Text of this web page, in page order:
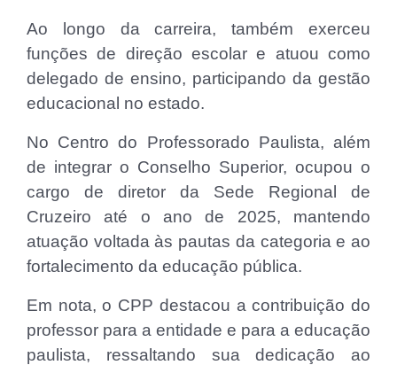
Ao longo da carreira, também exerceu
funções de direção escolar e atuou como
delegado de ensino, participando da gestão
educacional no estado.
No Centro do Professorado Paulista, além
de integrar o Conselho Superior, ocupou o
cargo de diretor da Sede Regional de
Cruzeiro até o ano de 2025, mantendo
atuação voltada às pautas da categoria e ao
fortalecimento da educação pública.
Em nota, o CPP destacou a contribuição do
professor para a entidade e para a educação
paulista, ressaltando sua dedicação ao